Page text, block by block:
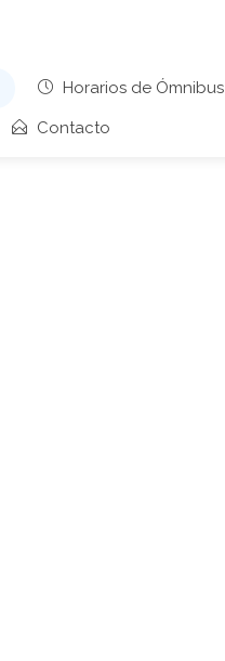
Horarios de Ómnibus
Contacto